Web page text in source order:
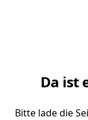
Da ist
Bitte lade die